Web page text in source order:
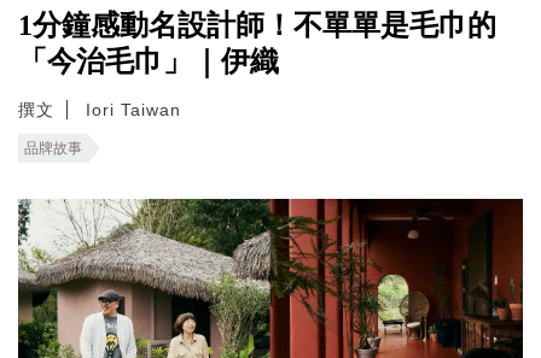
1分鐘感動名設計師！不單單是毛巾的
「今治毛巾」｜伊織
撰文 Iori Taiwan
品牌故事